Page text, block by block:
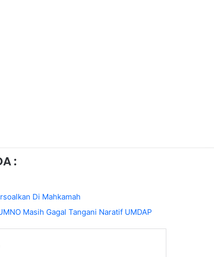
:
Di Mahkamah
Masih Gagal Tangani Naratif UMDAP